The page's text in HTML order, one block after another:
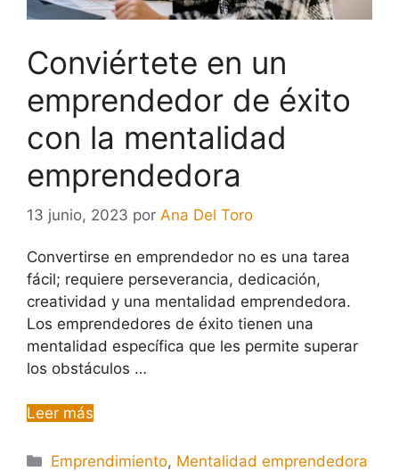
Conviértete en un
emprendedor de éxito
con la mentalidad
emprendedora
13 junio, 2023 por Ana Del Toro
Convertirse en emprendedor no es una tarea
fácil; requiere perseverancia, dedicación,
creatividad y una mentalidad emprendedora.
Los emprendedores de éxito tienen una
mentalidad específica que les permite superar
los obstáculos …
Leer más
Emprendimiento, Mentalidad emprendedora